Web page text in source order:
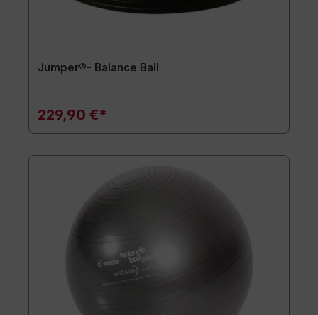
Jumper®- Balance Ball
229,90 €*